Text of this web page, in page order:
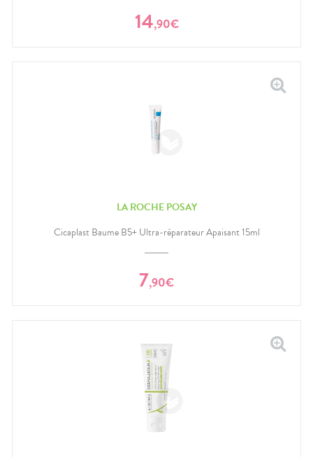
14,90€
LA ROCHE POSAY
Cicaplast Baume B5+ Ultra-réparateur Apaisant 15ml
7,90€